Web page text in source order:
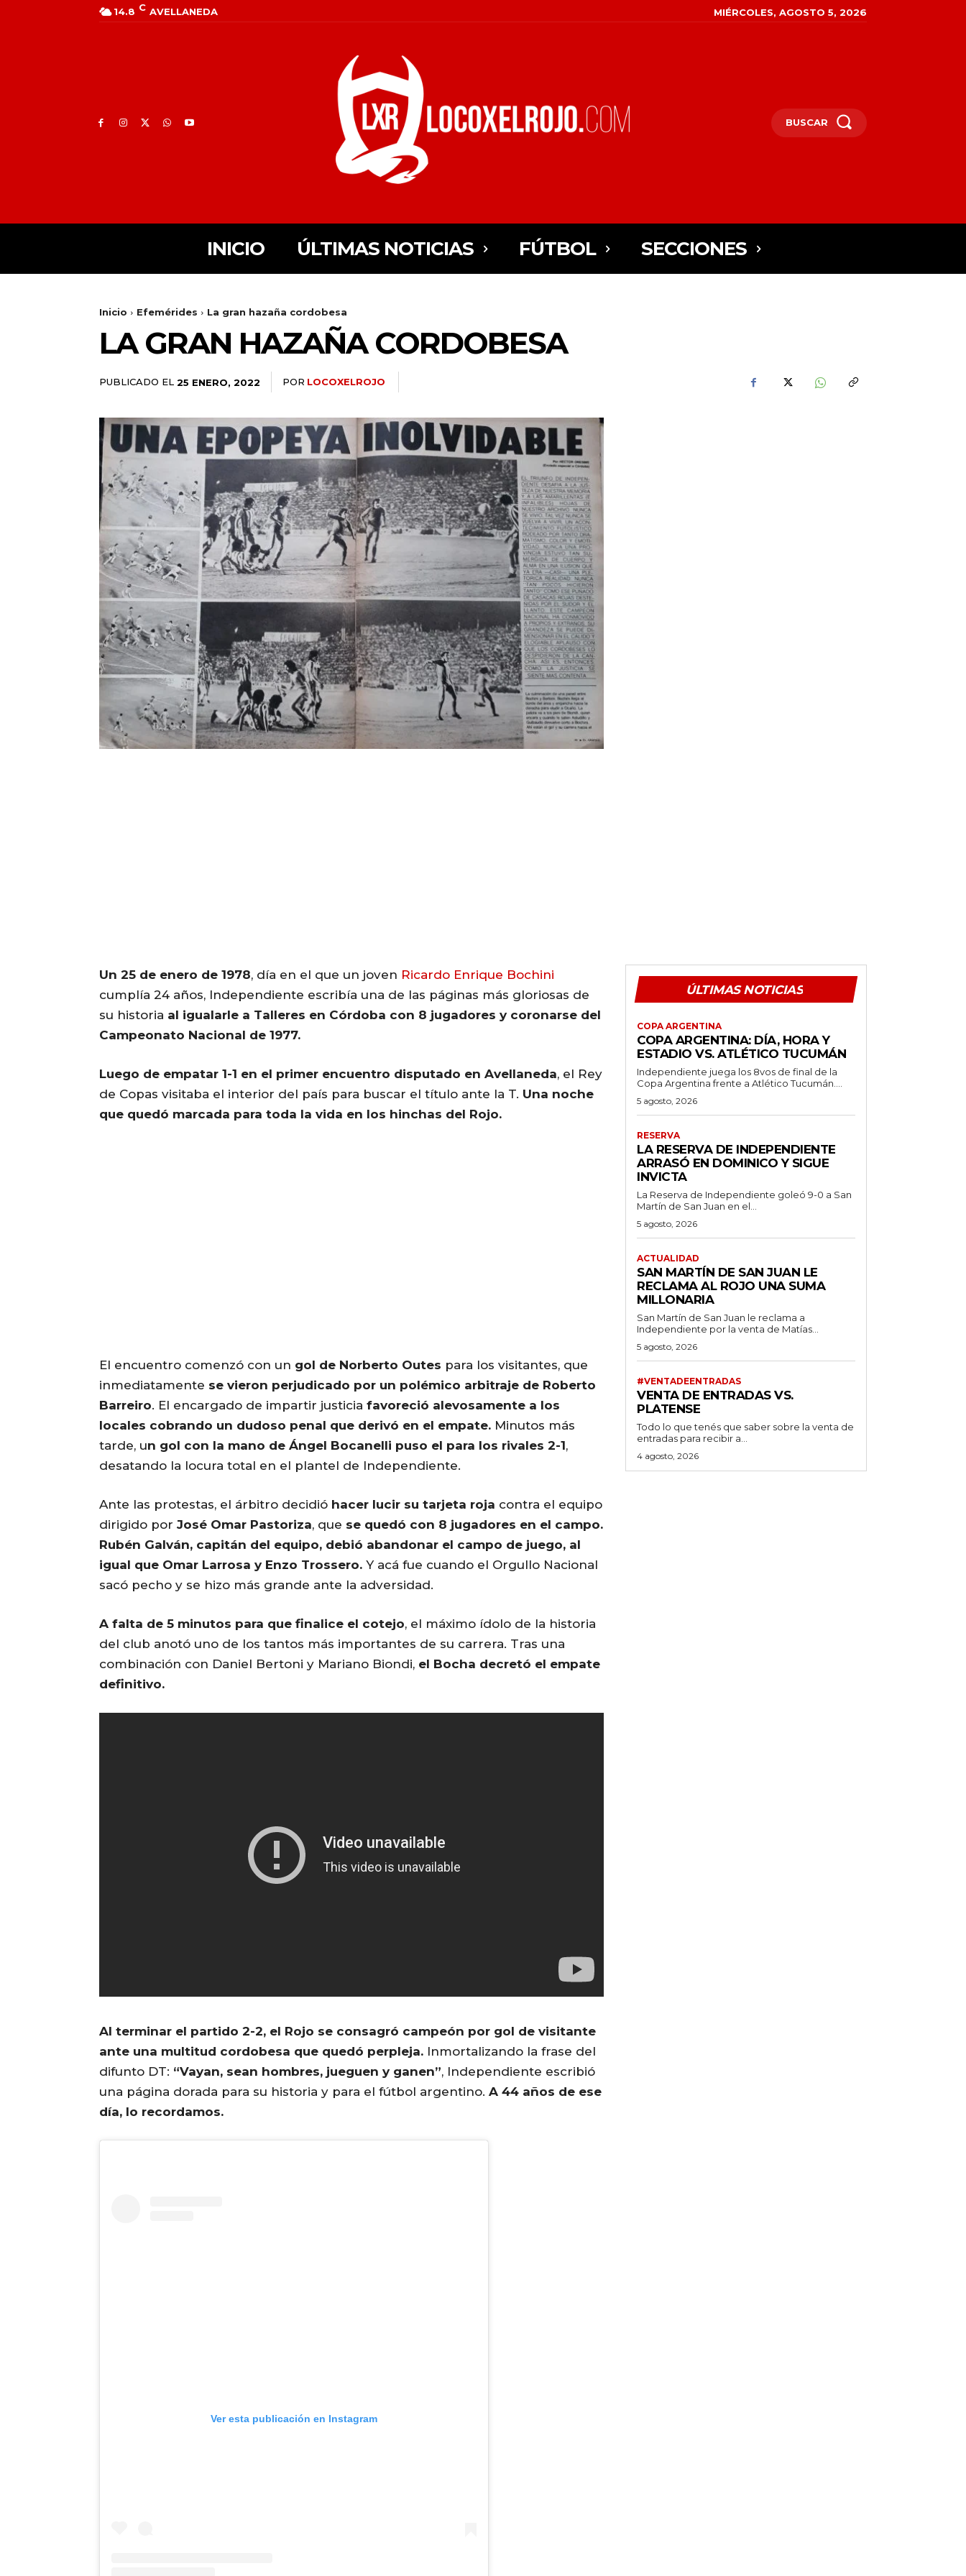
14.8 C AVELLANEDA MIÉRCOLES, AGOSTO 5, 2026
BUSCAR
INICIO ÚLTIMAS NOTICIAS FÚTBOL SECCIONES
Inicio Efemérides La gran hazaña cordobesa
LA GRAN HAZAÑA CORDOBESA
PUBLICADO EL 25 ENERO, 2022 POR LOCOXELROJO
Un 25 de enero de 1978, día en el que un joven Ricardo Enrique Bochini
cumplía 24 años, Independiente escribía una de las páginas más gloriosas de
su historia al igualarle a Talleres en Córdoba con 8 jugadores y coronarse del
Campeonato Nacional de 1977.
Luego de empatar 1-1 en el primer encuentro disputado en Avellaneda, el Rey
de Copas visitaba el interior del país para buscar el título ante la T. Una noche
que quedó marcada para toda la vida en los hinchas del Rojo.
El encuentro comenzó con un gol de Norberto Outes para los visitantes, que
inmediatamente se vieron perjudicado por un polémico arbitraje de Roberto
Barreiro. El encargado de impartir justicia favoreció alevosamente a los
locales cobrando un dudoso penal que derivó en el empate. Minutos más
tarde, un gol con la mano de Ángel Bocanelli puso el para los rivales 2-1,
desatando la locura total en el plantel de Independiente.
Ante las protestas, el árbitro decidió hacer lucir su tarjeta roja contra el equipo
dirigido por José Omar Pastoriza, que se quedó con 8 jugadores en el campo.
Rubén Galván, capitán del equipo, debió abandonar el campo de juego, al
igual que Omar Larrosa y Enzo Trossero. Y acá fue cuando el Orgullo Nacional
sacó pecho y se hizo más grande ante la adversidad.
A falta de 5 minutos para que finalice el cotejo, el máximo ídolo de la historia
del club anotó uno de los tantos más importantes de su carrera. Tras una
combinación con Daniel Bertoni y Mariano Biondi, el Bocha decretó el empate
definitivo.
Al terminar el partido 2-2, el Rojo se consagró campeón por gol de visitante
ante una multitud cordobesa que quedó perpleja. Inmortalizando la frase del
difunto DT: “Vayan, sean hombres, jueguen y ganen”, Independiente escribió
una página dorada para su historia y para el fútbol argentino. A 44 años de ese
día, lo recordamos.
Ver esta publicación en Instagram
ÚLTIMAS NOTICIAS
COPA ARGENTINA
COPA ARGENTINA: DÍA, HORA Y
ESTADIO VS. ATLÉTICO TUCUMÁN
Independiente juega los 8vos de final de la
Copa Argentina frente a Atlético Tucumán....
5 agosto, 2026
RESERVA
LA RESERVA DE INDEPENDIENTE
ARRASÓ EN DOMINICO Y SIGUE
INVICTA
La Reserva de Independiente goleó 9-0 a San
Martín de San Juan en el...
5 agosto, 2026
ACTUALIDAD
SAN MARTÍN DE SAN JUAN LE
RECLAMA AL ROJO UNA SUMA
MILLONARIA
San Martín de San Juan le reclama a
Independiente por la venta de Matías...
5 agosto, 2026
#VENTADEENTRADAS
VENTA DE ENTRADAS VS.
PLATENSE
Todo lo que tenés que saber sobre la venta de
entradas para recibir a...
4 agosto, 2026